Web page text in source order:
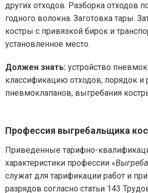
других отходов. Разборка отходов
годного волокна. Заготовка тары.
костры с привязкой бирок и
установленное место.
Должен знать: устройство
классификацию отходов; порядок и
пневмоклапанов, выгребания
Профессия выгребальщика
Приведенные тарифно-
характеристики профессии «
служат для тарификации работ и
разрядов согласно статьи 143